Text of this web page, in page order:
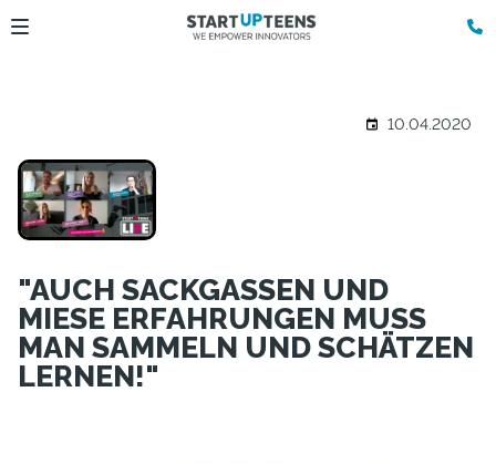
10.04.2020
"AUCH SACKGASSEN UND
MIESE ERFAHRUNGEN MUSS
MAN SAMMELN UND SCHÄTZEN
LERNEN!"